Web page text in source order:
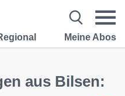
Meine Abos
aus Bilsen: